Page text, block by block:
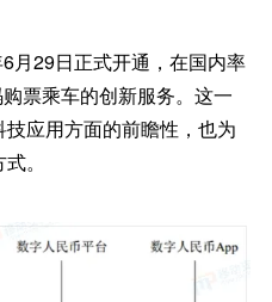
月29日正式开通，在国内率
票乘车的创新服务。这一
应用方面的前瞻性，也为
。